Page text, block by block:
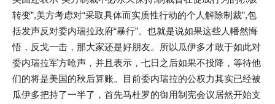
转变”,美方考虑对“采取具体而实质性行动的个人解除制裁”,包
括发声反对委内瑞拉政府“暴行”。也就是说如果这些人幡然悔
悟，反戈一击，那大家还是好朋友。所以瓜伊多才敢于如此对
委内瑞拉军方呛声，并且表示，七日之后如果不投降，等待他
们的将是美国的秋后算账。目前委内瑞拉的公权力其实已经被
瓜伊多把持了一半了，首先马杜罗的御用制宪会议居然开始支